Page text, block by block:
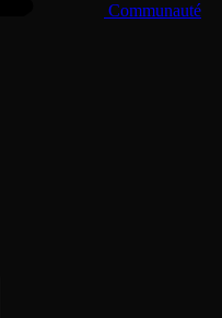
Communauté